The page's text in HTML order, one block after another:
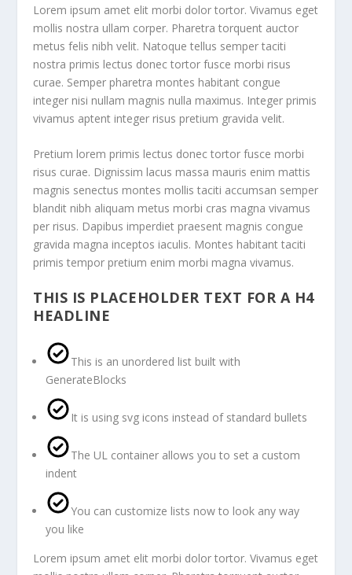
Lorem ipsum amet elit morbi dolor tortor. Vivamus eget
mollis nostra ullam corper. Pharetra torquent auctor
metus felis nibh velit. Natoque tellus semper taciti
nostra primis lectus donec tortor fusce morbi risus
curae. Semper pharetra montes habitant congue
integer nisi nullam magnis nulla maximus. Integer primis
vivamus aptent integer risus pretium gravida velit.
Pretium lorem primis lectus donec tortor fusce morbi
risus curae. Dignissim lacus massa mauris enim mattis
magnis senectus montes mollis taciti accumsan semper
blandit nibh aliquam metus morbi cras magna vivamus
per risus. Dapibus imperdiet praesent magnis congue
gravida magna inceptos iaculis. Montes habitant taciti
primis tempor pretium enim morbi magna vivamus.
THIS IS PLACEHOLDER TEXT FOR A H4
HEADLINE
This is an unordered list built with
GenerateBlocks
It is using svg icons instead of standard bullets
The UL container allows you to set a custom
indent
You can customize lists now to look any way
you like
Lorem ipsum amet elit morbi dolor tortor. Vivamus eget